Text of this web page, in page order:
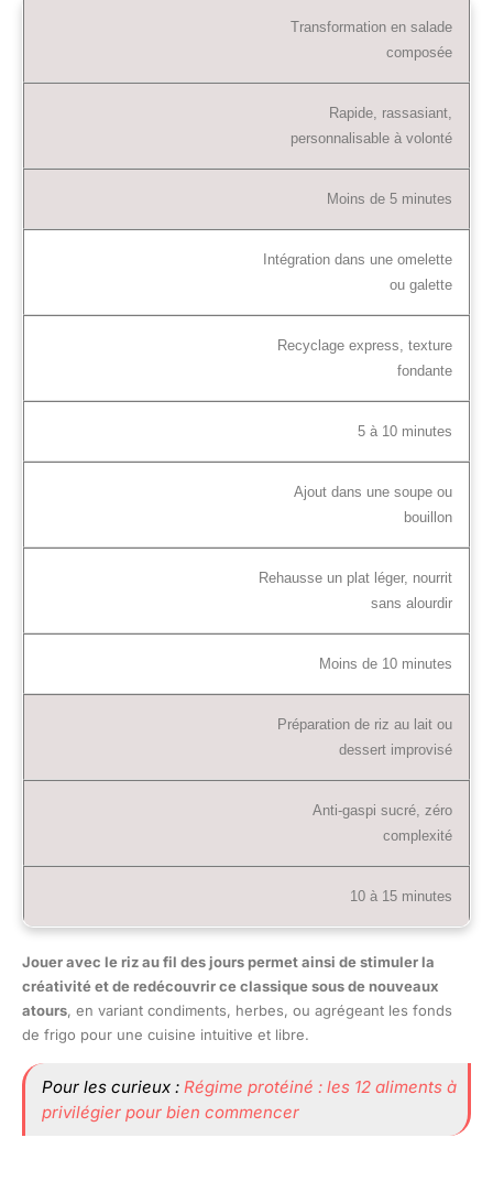
Transformation en salade
composée
Rapide, rassasiant,
personnalisable à volonté
Moins de 5 minutes
Intégration dans une omelette
ou galette
Recyclage express, texture
fondante
5 à 10 minutes
Ajout dans une soupe ou
bouillon
Rehausse un plat léger, nourrit
sans alourdir
Moins de 10 minutes
Préparation de riz au lait ou
dessert improvisé
Anti-gaspi sucré, zéro
complexité
10 à 15 minutes
Jouer avec le riz au fil des jours permet ainsi de stimuler la
créativité et de redécouvrir ce classique sous de nouveaux
atours, en variant condiments, herbes, ou agrégeant les fonds
de frigo pour une cuisine intuitive et libre.
Pour les curieux : Régime protéiné : les 12 aliments à
privilégier pour bien commencer